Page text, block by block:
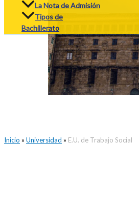
La Nota de Admisión
Tipos de
Bachillerato
Inicio » Universidad » E.U. de Trabajo Social